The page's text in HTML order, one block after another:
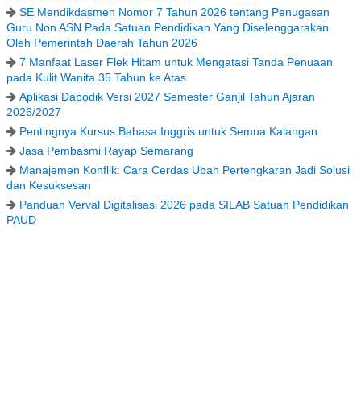
SE Mendikdasmen Nomor 7 Tahun 2026 tentang Penugasan
Guru Non ASN Pada Satuan Pendidikan Yang Diselenggarakan
Oleh Pemerintah Daerah Tahun 2026
7 Manfaat Laser Flek Hitam untuk Mengatasi Tanda Penuaan
pada Kulit Wanita 35 Tahun ke Atas
Aplikasi Dapodik Versi 2027 Semester Ganjil Tahun Ajaran
2026/2027
Pentingnya Kursus Bahasa Inggris untuk Semua Kalangan
Jasa Pembasmi Rayap Semarang
Manajemen Konflik: Cara Cerdas Ubah Pertengkaran Jadi Solusi
dan Kesuksesan
Panduan Verval Digitalisasi 2026 pada SILAB Satuan Pendidikan
PAUD